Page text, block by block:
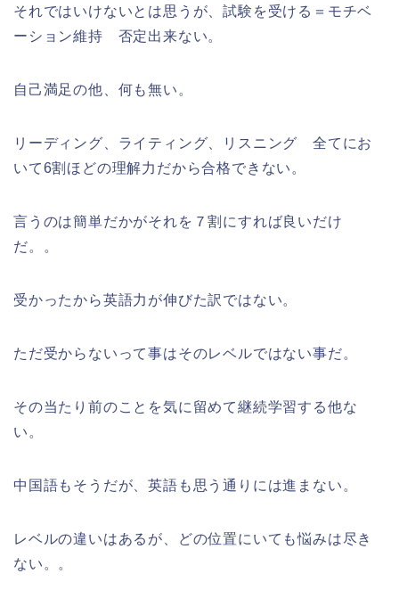
それではいけないとは思うが、試験を受ける＝モチベ
ーション維持 否定出来ない。
自己満足の他、何も無い。
リーディング、ライティング、リスニング 全てにお
いて6割ほどの理解力だから合格できない。
言うのは簡単だかがそれを７割にすれば良いだけ
だ。。
受かったから英語力が伸びた訳ではない。
ただ受からないって事はそのレベルではない事だ。
その当たり前のことを気に留めて継続学習する他な
い。
中国語もそうだが、英語も思う通りには進まない。
レベルの違いはあるが、どの位置にいても悩みは尽き
ない。。